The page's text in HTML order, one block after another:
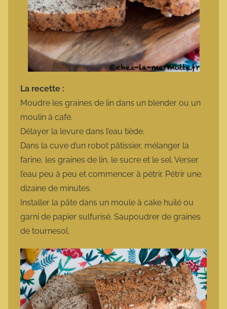
La recette :
Moudre les graines de lin dans un blender ou un
moulin à café.
Délayer la levure dans l’eau tiède.
Dans la cuve d’un robot pâtissier, mélanger la
farine, les graines de lin, le sucre et le sel. Verser
l’eau peu à peu et commencer à pétrir. Pétrir une
dizaine de minutes.
Installer la pâte dans un moule à cake huilé ou
garni de papier sulfurisé. Saupoudrer de graines
de tournesol.